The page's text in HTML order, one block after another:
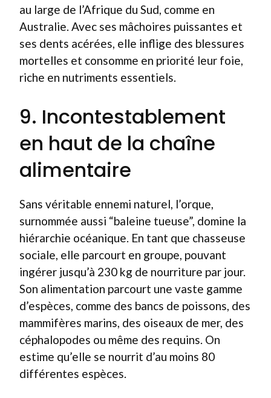
au large de l’Afrique du Sud, comme en
Australie. Avec ses mâchoires puissantes et
ses dents acérées, elle inflige des blessures
mortelles et consomme en priorité leur foie,
riche en nutriments essentiels.
9. Incontestablement
en haut de la chaîne
alimentaire
Sans véritable ennemi naturel, l’orque,
surnommée aussi “baleine tueuse”, domine la
hiérarchie océanique. En tant que chasseuse
sociale, elle parcourt en groupe, pouvant
ingérer jusqu’à 230 kg de nourriture par jour.
Son alimentation parcourt une vaste gamme
d’espèces, comme des bancs de poissons, des
mammifères marins, des oiseaux de mer, des
céphalopodes ou même des requins. On
estime qu’elle se nourrit d’au moins 80
différentes espèces.